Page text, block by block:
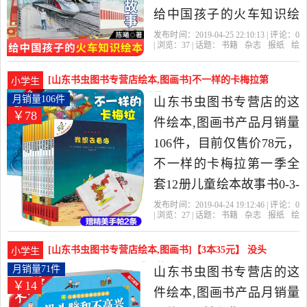
发货。
给中国孩子的火车知识绘
本 青少年故事书籍6-9-12
生课外读物幼儿园早教漫
画书是2019年山东书虫图
书专营店精选书籍,杂志,报
纸当中性价比很高的绘本,
图画书，由山东 济南发
货。
发布时间：2019-04-25 22:10:13 | 评论： 0
| 浏览： 37 | 话题： 书籍 杂志 报纸
绘
小学生
[山东书虫图书专营店绘本,图画书]不一样的卡梅拉第
一季全套12册儿童绘月销量106件仅售78元
￥78
月销量106件
山东书虫图书专营店的这
件绘本,图画书产品月销量
106件，目前仅售价78元，
不一样的卡梅拉第一季全
套12册儿童绘本故事书0-3-
6-8岁幼儿园宝宝图书图画
学生漫画读物儿童文学儿
童书籍是2019年山东书虫
图书专营店精选书籍,杂志,
发布时间：2019-04-24 19:12:46 | 评论： 0
| 浏览： 27 | 话题： 书籍 杂志 报纸
绘
小学生
[山东书虫图书专营店绘本,图画书]【3本35元】 没头
脑和不高兴 小树月销量71件仅售13.8元
￥14
月销量71件
山东书虫图书专营店的这
件绘本,图画书产品月销量